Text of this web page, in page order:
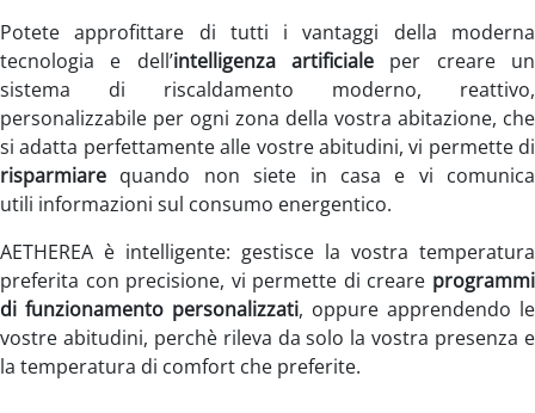
Potete approfittare di tutti i vantaggi della moderna
tecnologia e dell’intelligenza artificiale per creare un
sistema di riscaldamento moderno, reattivo,
personalizzabile per ogni zona della vostra abitazione, che
si adatta perfettamente alle vostre abitudini, vi permette di
risparmiare quando non siete in casa e vi comunica
utili informazioni sul consumo energentico.
AETHEREA è intelligente: gestisce la vostra temperatura
preferita con precisione, vi permette di creare programmi
di funzionamento personalizzati, oppure apprendendo le
vostre abitudini, perchè rileva da solo la vostra presenza e
la temperatura di comfort che preferite.